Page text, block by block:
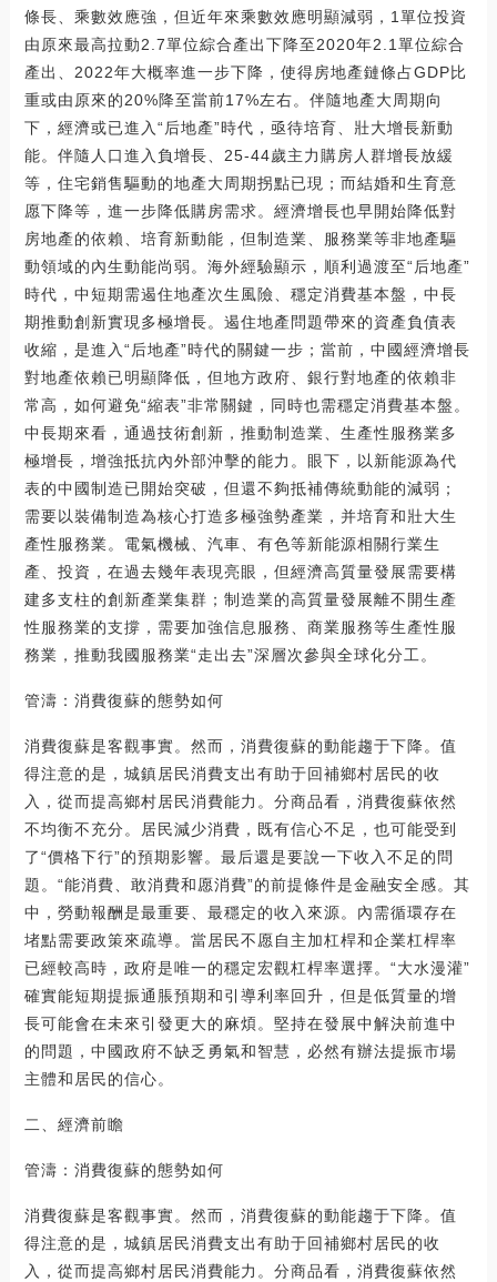
條長、乘數效應強，但近年來乘數效應明顯減弱，1單位投資
由原來最高拉動2.7單位綜合產出下降至2020年2.1單位綜合
產出、2022年大概率進一步下降，使得房地產鏈條占GDP比
重或由原來的20%降至當前17%左右。伴隨地產大周期向
下，經濟或已進入“后地產”時代，亟待培育、壯大增長新動
能。伴隨人口進入負增長、25-44歲主力購房人群增長放緩
等，住宅銷售驅動的地產大周期拐點已現；而結婚和生育意
愿下降等，進一步降低購房需求。經濟增長也早開始降低對
房地產的依賴、培育新動能，但制造業、服務業等非地產驅
動領域的內生動能尚弱。海外經驗顯示，順利過渡至“后地產”
時代，中短期需遏住地產次生風險、穩定消費基本盤，中長
期推動創新實現多極增長。遏住地產問題帶來的資產負債表
收縮，是進入“后地產”時代的關鍵一步；當前，中國經濟增長
對地產依賴已明顯降低，但地方政府、銀行對地產的依賴非
常高，如何避免“縮表”非常關鍵，同時也需穩定消費基本盤。
中長期來看，通過技術創新，推動制造業、生產性服務業多
極增長，增強抵抗內外部沖擊的能力。眼下，以新能源為代
表的中國制造已開始突破，但還不夠抵補傳統動能的減弱；
需要以裝備制造為核心打造多極強勢產業，并培育和壯大生
產性服務業。電氣機械、汽車、有色等新能源相關行業生
產、投資，在過去幾年表現亮眼，但經濟高質量發展需要構
建多支柱的創新產業集群；制造業的高質量發展離不開生產
性服務業的支撐，需要加強信息服務、商業服務等生產性服
務業，推動我國服務業“走出去”深層次參與全球化分工。
管濤：消費復蘇的態勢如何
消費復蘇是客觀事實。然而，消費復蘇的動能趨于下降。值
得注意的是，城鎮居民消費支出有助于回補鄉村居民的收
入，從而提高鄉村居民消費能力。分商品看，消費復蘇依然
不均衡不充分。居民減少消費，既有信心不足，也可能受到
了“價格下行”的預期影響。最后還是要說一下收入不足的問
題。“能消費、敢消費和愿消費”的前提條件是金融安全感。其
中，勞動報酬是最重要、最穩定的收入來源。內需循環存在
堵點需要政策來疏導。當居民不愿自主加杠桿和企業杠桿率
已經較高時，政府是唯一的穩定宏觀杠桿率選擇。“大水漫灌”
確實能短期提振通脹預期和引導利率回升，但是低質量的增
長可能會在未來引發更大的麻煩。堅持在發展中解決前進中
的問題，中國政府不缺乏勇氣和智慧，必然有辦法提振市場
主體和居民的信心。
二、經濟前瞻
管濤：消費復蘇的態勢如何
消費復蘇是客觀事實。然而，消費復蘇的動能趨于下降。值
得注意的是，城鎮居民消費支出有助于回補鄉村居民的收
入，從而提高鄉村居民消費能力。分商品看，消費復蘇依然